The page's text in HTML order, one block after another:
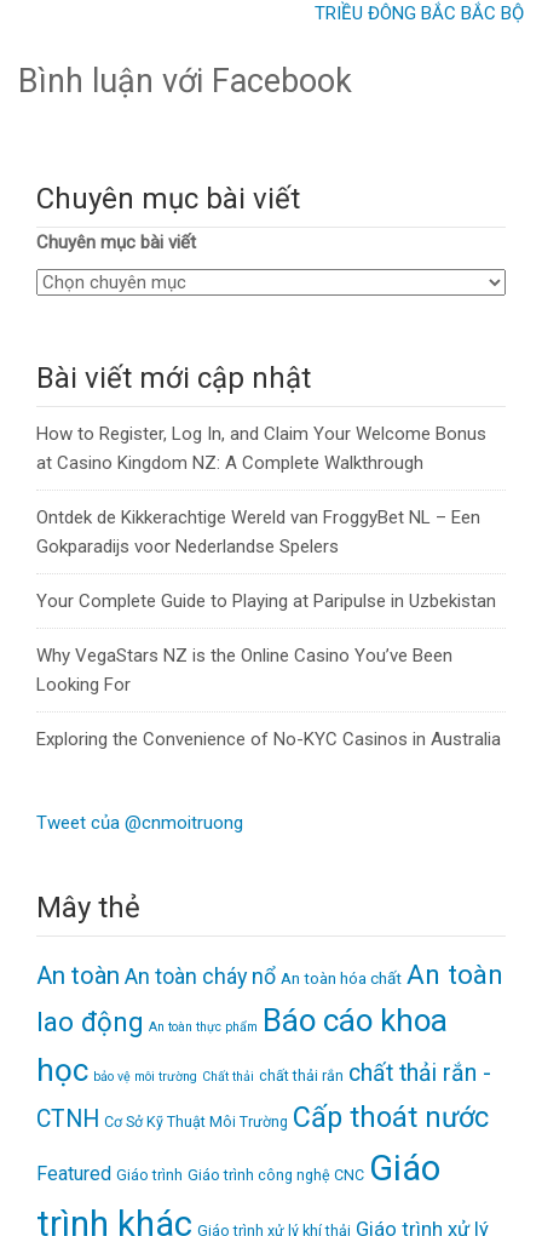
TRIỀU ĐÔNG BẮC BẮC BỘ
Bình luận với Facebook
Chuyên mục bài viết
Chuyên mục bài viết
Bài viết mới cập nhật
How to Register, Log In, and Claim Your Welcome Bonus
at Casino Kingdom NZ: A Complete Walkthrough
Ontdek de Kikkerachtige Wereld van FroggyBet NL – Een
Gokparadijs voor Nederlandse Spelers
Your Complete Guide to Playing at Paripulse in Uzbekistan
Why VegaStars NZ is the Online Casino You’ve Been
Looking For
Exploring the Convenience of No-KYC Casinos in Australia
Tweet của @cnmoitruong
Mây thẻ
An toàn An toàn cháy nổ An toàn hóa chất An toàn
lao động An toàn thực phẩm Báo cáo khoa
học bảo vệ môi trường Chất thải chất thải rắn chất thải rắn -
CTNH Cơ Sở Kỹ Thuật Môi Trường Cấp thoát nước
Featured Giáo trình Giáo trình công nghệ CNC Giáo
trình khác Giáo trình xử lý khí thải Giáo trình xử lý